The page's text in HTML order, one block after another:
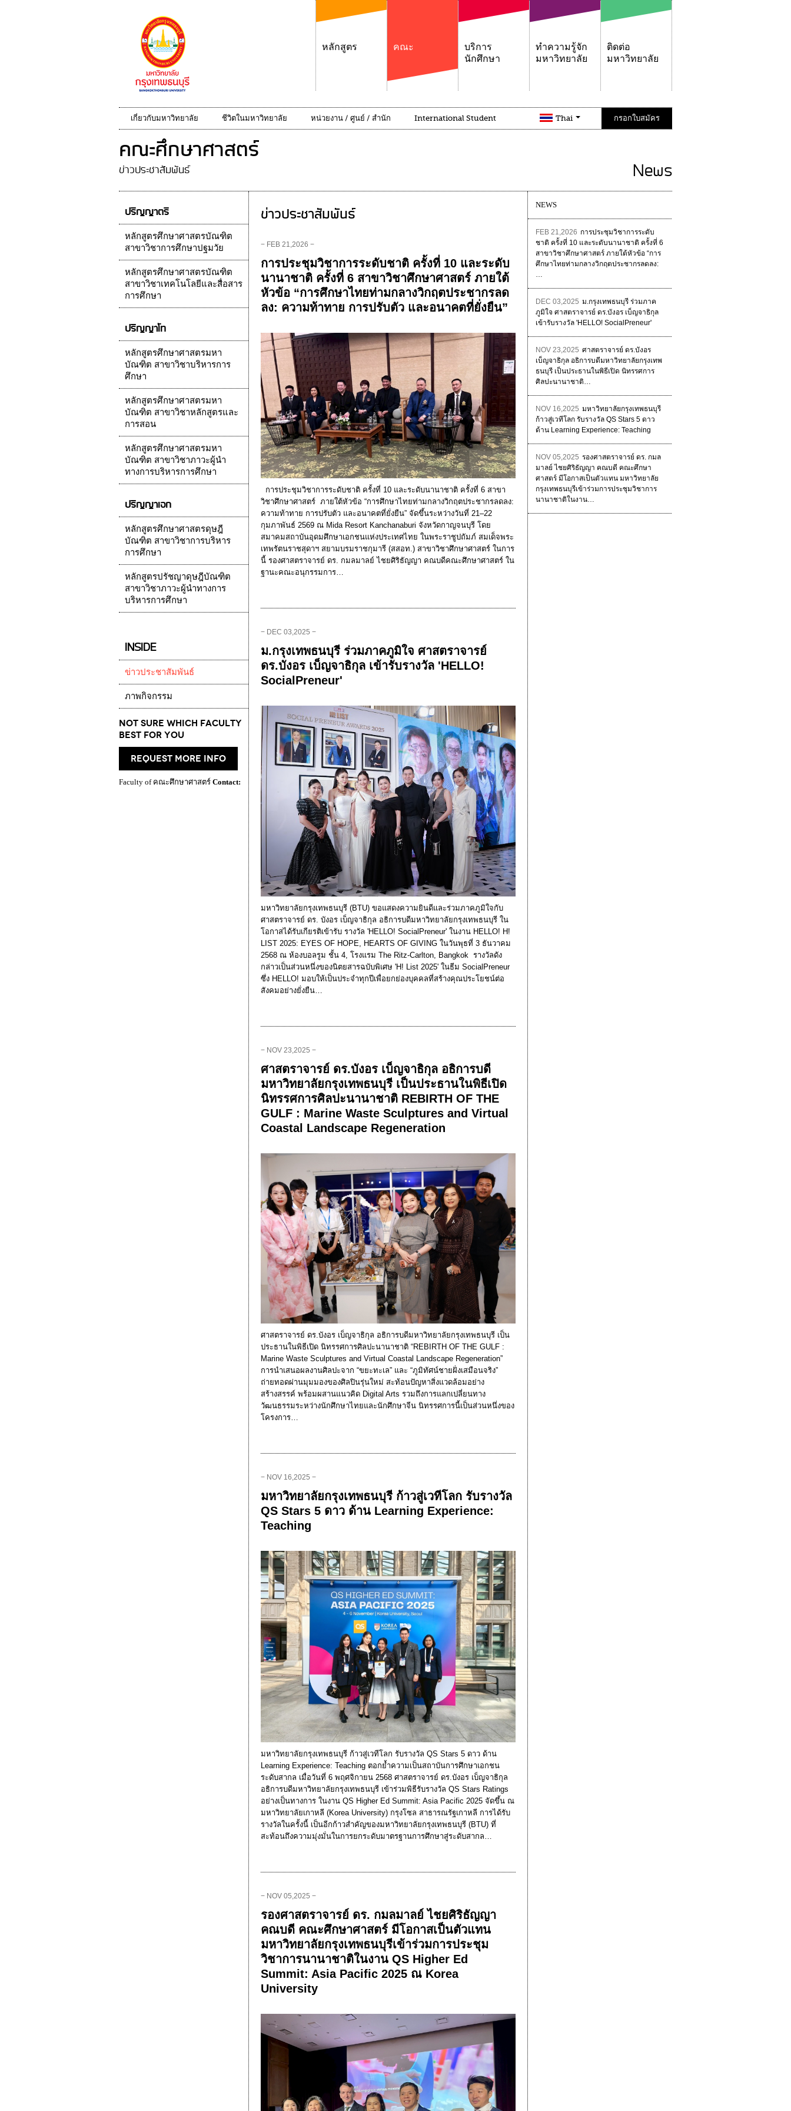
หลักสูตร คณะ
บริการ
นักศึกษา
ทำความรู้จัก
มหาวิทยาลัย
ติดต่อ
มหาวิทยาลัย
เกี่ยวกับมหาวิทยาลัย ชีวิตในมหาวิทยาลัย หน่วยงาน / ศูนย์ / สำนัก International Student Thai กรอกใบสมัคร
คณะศึกษาศาสตร์
ข่าวประชาสัมพันธ์ News
ข่าวประชาสัมพันธ์
− FEB 21,2026 −
การประชุมวิชาการระดับชาติ ครั้งที่ 10 และระดับ
นานาชาติ ครั้งที่ 6 สาขาวิชาศึกษาศาสตร์ ภายใต้
หัวข้อ “การศึกษาไทยท่ามกลางวิกฤตประชากรลด
ลง: ความท้าทาย การปรับตัว และอนาคตที่ยั่งยืน”
การประชุมวิชาการระดับชาติ ครั้งที่ 10 และระดับนานาชาติ ครั้งที่ 6 สาขา
วิชาศึกษาศาสตร์ ภายใต้หัวข้อ “การศึกษาไทยท่ามกลางวิกฤตประชากรลดลง:
ความท้าทาย การปรับตัว และอนาคตที่ยั่งยืน” จัดขึ้นระหว่างวันที่ 21–22
กุมภาพันธ์ 2569 ณ Mida Resort Kanchanaburi จังหวัดกาญจนบุรี โดย
สมาคมสถาบันอุดมศึกษาเอกชนแห่งประเทศไทย ในพระราชูปถัมภ์ สมเด็จพระ
เทพรัตนราชสุดาฯ สยามบรมราชกุมารี (สสอท.) สาขาวิชาศึกษาศาสตร์ ในการ
นี้ รองศาสตราจารย์ ดร. กมลมาลย์ ไชยศิริธัญญา คณบดีคณะศึกษาศาสตร์ ใน
ฐานะคณะอนุกรรมการ…
− DEC 03,2025 −
ม.กรุงเทพธนบุรี ร่วมภาคภูมิใจ ศาสตราจารย์
ดร.บังอร เบ็ญจาธิกุล เข้ารับรางวัล 'HELLO!
SocialPreneur'
มหาวิทยาลัยกรุงเทพธนบุรี (BTU) ขอแสดงความยินดีและร่วมภาคภูมิใจกับ
ศาสตราจารย์ ดร. บังอร เบ็ญจาธิกุล อธิการบดีมหาวิทยาลัยกรุงเทพธนบุรี ใน
โอกาสได้รับเกียรติเข้ารับ รางวัล 'HELLO! SocialPreneur' ในงาน HELLO! H!
LIST 2025: EYES OF HOPE, HEARTS OF GIVING ในวันพุธที่ 3 ธันวาคม
2568 ณ ห้องบอลรูม ชั้น 4, โรงแรม The Ritz-Carlton, Bangkok รางวัลดัง
กล่าวเป็นส่วนหนึ่งของนิตยสารฉบับพิเศษ 'H! List 2025' ในธีม SocialPreneur
ซึ่ง HELLO! มอบให้เป็นประจำทุกปีเพื่อยกย่องบุคคลที่สร้างคุณประโยชน์ต่อ
สังคมอย่างยั่งยืน…
− NOV 23,2025 −
ศาสตราจารย์ ดร.บังอร เบ็ญจาธิกุล อธิการบดี
มหาวิทยาลัยกรุงเทพธนบุรี เป็นประธานในพิธีเปิด
นิทรรศการศิลปะนานาชาติ REBIRTH OF THE
GULF : Marine Waste Sculptures and Virtual
Coastal Landscape Regeneration
ศาสตราจารย์ ดร.บังอร เบ็ญจาธิกุล อธิการบดีมหาวิทยาลัยกรุงเทพธนบุรี เป็น
ประธานในพิธีเปิด นิทรรศการศิลปะนานาชาติ “REBIRTH OF THE GULF :
Marine Waste Sculptures and Virtual Coastal Landscape Regeneration”
การนำเสนอผลงานศิลปะจาก “ขยะทะเล” และ “ภูมิทัศน์ชายฝั่งเสมือนจริง”
ถ่ายทอดผ่านมุมมองของศิลปินรุ่นใหม่ สะท้อนปัญหาสิ่งแวดล้อมอย่าง
สร้างสรรค์ พร้อมผสานแนวคิด Digital Arts รวมถึงการแลกเปลี่ยนทาง
วัฒนธรรมระหว่างนักศึกษาไทยและนักศึกษาจีน นิทรรศการนี้เป็นส่วนหนึ่งของ
โครงการ…
− NOV 16,2025 −
มหาวิทยาลัยกรุงเทพธนบุรี ก้าวสู่เวทีโลก รับรางวัล
QS Stars 5 ดาว ด้าน Learning Experience:
Teaching
มหาวิทยาลัยกรุงเทพธนบุรี ก้าวสู่เวทีโลก รับรางวัล QS Stars 5 ดาว ด้าน
Learning Experience: Teaching ตอกย้ำความเป็นสถาบันการศึกษาเอกชน
ระดับสากล เมื่อวันที่ 6 พฤศจิกายน 2568 ศาสตราจารย์ ดร.บังอร เบ็ญจาธิกุล
อธิการบดีมหาวิทยาลัยกรุงเทพธนบุรี เข้าร่วมพิธีรับรางวัล QS Stars Ratings
อย่างเป็นทางการ ในงาน QS Higher Ed Summit: Asia Pacific 2025 จัดขึ้น ณ
มหาวิทยาลัยเกาหลี (Korea University) กรุงโซล สาธารณรัฐเกาหลี การได้รับ
รางวัลในครั้งนี้ เป็นอีกก้าวสำคัญของมหาวิทยาลัยกรุงเทพธนบุรี (BTU) ที่
สะท้อนถึงความมุ่งมั่นในการยกระดับมาตรฐานการศึกษาสู่ระดับสากล…
− NOV 05,2025 −
รองศาสตราจารย์ ดร. กมลมาลย์ ไชยศิริธัญญา
คณบดี คณะศึกษาศาสตร์ มีโอกาสเป็นตัวแทน
มหาวิทยาลัยกรุงเทพธนบุรีเข้าร่วมการประชุม
วิชาการนานาชาติในงาน QS Higher Ed
Summit: Asia Pacific 2025 ณ Korea
University
NEWS
FEB 21,2026 การประชุมวิชาการระดับ
ชาติ ครั้งที่ 10 และระดับนานาชาติ ครั้งที่ 6
สาขาวิชาศึกษาศาสตร์ ภายใต้หัวข้อ “การ
ศึกษาไทยท่ามกลางวิกฤตประชากรลดลง:
…
DEC 03,2025 ม.กรุงเทพธนบุรี ร่วมภาค
ภูมิใจ ศาสตราจารย์ ดร.บังอร เบ็ญจาธิกุล
เข้ารับรางวัล 'HELLO! SocialPreneur'
NOV 23,2025 ศาสตราจารย์ ดร.บังอร
เบ็ญจาธิกุล อธิการบดีมหาวิทยาลัยกรุงเทพ
ธนบุรี เป็นประธานในพิธีเปิด นิทรรศการ
ศิลปะนานาชาติ…
NOV 16,2025 มหาวิทยาลัยกรุงเทพธนบุรี
ก้าวสู่เวทีโลก รับรางวัล QS Stars 5 ดาว
ด้าน Learning Experience: Teaching
NOV 05,2025 รองศาสตราจารย์ ดร. กมล
มาลย์ ไชยศิริธัญญา คณบดี คณะศึกษา
ศาสตร์ มีโอกาสเป็นตัวแทน มหาวิทยาลัย
กรุงเทพธนบุรีเข้าร่วมการประชุมวิชาการ
นานาชาติในงาน…
ปริญญาตรี
หลักสูตรศึกษาศาสตรบัณฑิต
สาขาวิชาการศึกษาปฐมวัย
หลักสูตรศึกษาศาสตรบัณฑิต
สาขาวิชาเทคโนโลยีและสื่อสาร
การศึกษา
ปริญญาโท
หลักสูตรศึกษาศาสตรมหา
บัณฑิต สาขาวิชาบริหารการ
ศึกษา
หลักสูตรศึกษาศาสตรมหา
บัณฑิต สาขาวิชาหลักสูตรและ
การสอน
หลักสูตรศึกษาศาสตรมหา
บัณฑิต สาขาวิชาภาวะผู้นำ
ทางการบริหารการศึกษา
ปริญญาเอก
หลักสูตรศึกษาศาสตรดุษฎี
บัณฑิต สาขาวิชาการบริหาร
การศึกษา
หลักสูตรปรัชญาดุษฎีบัณฑิต
สาขาวิชาภาวะผู้นำทางการ
บริหารการศึกษา
INSIDE
ข่าวประชาสัมพันธ์
ภาพกิจกรรม
Not Sure which Faculty
best for you
request more info
Faculty of คณะศึกษาศาสตร์ Contact: